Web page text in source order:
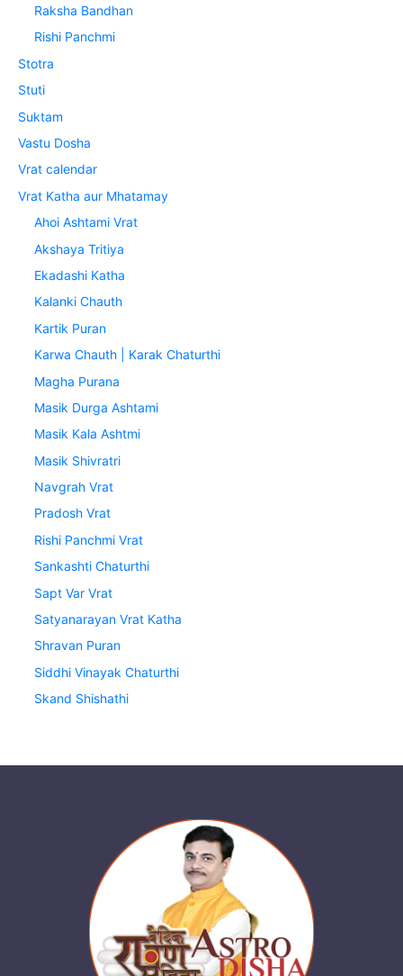
Raksha Bandhan
Rishi Panchmi
Stotra
Stuti
Suktam
Vastu Dosha
Vrat calendar
Vrat Katha aur Mhatamay
Ahoi Ashtami Vrat
Akshaya Tritiya
Ekadashi Katha
Kalanki Chauth
Kartik Puran
Karwa Chauth | Karak Chaturthi
Magha Purana
Masik Durga Ashtami
Masik Kala Ashtmi
Masik Shivratri
Navgrah Vrat
Pradosh Vrat
Rishi Panchmi Vrat
Sankashti Chaturthi
Sapt Var Vrat
Satyanarayan Vrat Katha
Shravan Puran
Siddhi Vinayak Chaturthi
Skand Shishathi